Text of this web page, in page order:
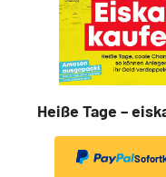
Heiße Tage –